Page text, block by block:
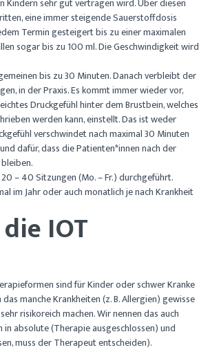
sehr gut vertragen wird. Über diesen
eine immer steigende Sauerstoffdosis
Termin gesteigert bis zu einer maximalen
sogar bis zu 100 ml. Die Geschwindigkeit wird
bis zu 30 Minuten. Danach verbleibt der
in der Praxis. Es kommt immer wieder vor,
Druckgefühl hinter dem Brustbein, welches
werden kann, einstellt. Das ist weder
verschwindet nach maximal 30 Minuten
dafür, dass die Patienten*innen nach der
– 40 Sitzungen (Mo. – Fr.) durchgeführt.
im Jahr oder auch monatlich je nach Krankheit
IOT
sind für Kinder oder schwer Kranke
manche Krankheiten (z. B. Allergien) gewisse
risikoreich machen. Wir nennen das auch
absolute (Therapie ausgeschlossen) und
muss der Therapeut entscheiden).